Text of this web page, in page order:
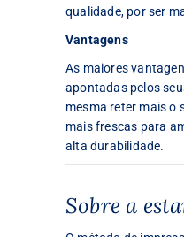
qualidade, por ser
Vantagens
As maiores
apontadas pelos
mesma reter mais o
mais frescas para
alta durabilidade.
Sobre a